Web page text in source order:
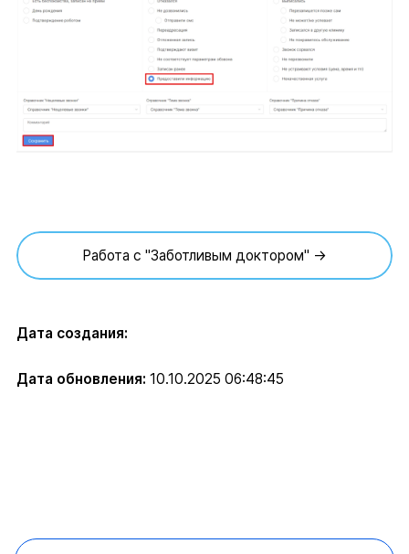
Работа с "Заботливым доктором" →
Дата создания:
Дата обновления: 10.10.2025 06:48:45